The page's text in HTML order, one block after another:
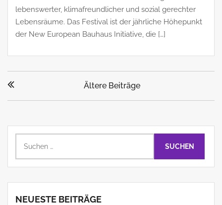
lebenswerter, klimafreundlicher und sozial gerechter
Lebensräume. Das Festival ist der jährliche Höhepunkt
der New European Bauhaus Initiative, die […]
Ältere Beiträge
nach:
NEUESTE BEITRÄGE